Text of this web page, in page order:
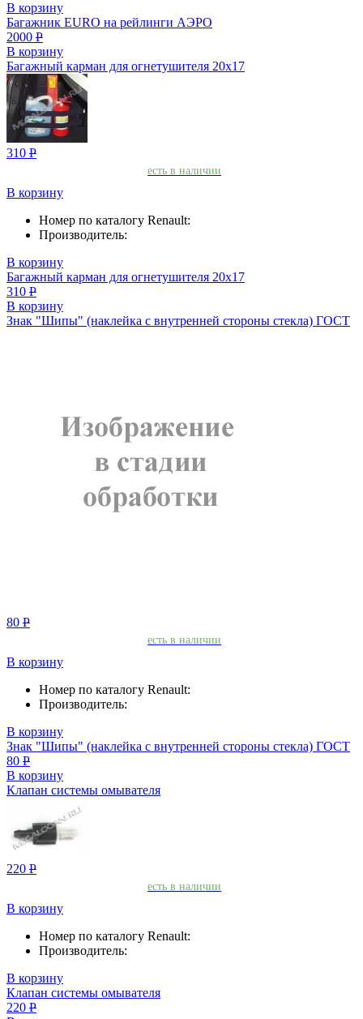
В корзину
Багажник EURO на рейлинги АЭРО
2000 Р
В корзину
Багажный карман для огнетушителя 20х17
310 Р
есть в наличии
В корзину
Номер по каталогу Renault:
Производитель:
В корзину
Багажный карман для огнетушителя 20х17
310 Р
В корзину
Знак "Шипы" (наклейка с внутренней стороны стекла) ГОСТ
80 Р
есть в наличии
В корзину
Номер по каталогу Renault:
Производитель:
В корзину
Знак "Шипы" (наклейка с внутренней стороны стекла) ГОСТ
80 Р
В корзину
Клапан системы омывателя
220 Р
есть в наличии
В корзину
Номер по каталогу Renault:
Производитель:
В корзину
Клапан системы омывателя
220 Р